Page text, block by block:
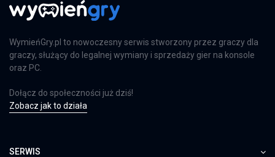
WymieńGry.pl to nowoczesny serwis stworzony przez graczy dla
graczy, służący do legalnej wymiany i sprzedaży gier na konsole
oraz PC.
Dołącz do społeczności już dziś!
Zobacz jak to działa
SERWIS